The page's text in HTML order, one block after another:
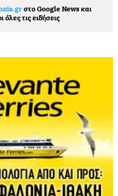
στο Google News και
τις ειδήσεις